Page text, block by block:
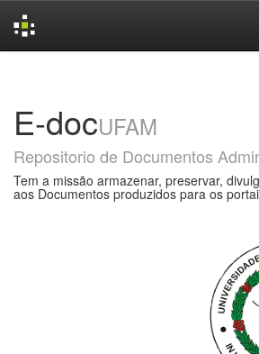
E-docUFAM
Repositorio de Documentos
Tem a missão armazenar, preservar,
aos Documentos produzidos para os